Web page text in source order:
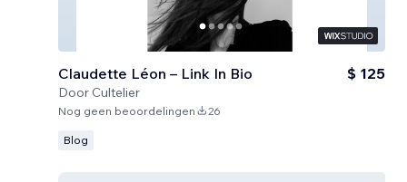
Claudette Léon – Link In Bio
Door Cultelier
$ 125
Nog geen beoordelingen 26
Blog